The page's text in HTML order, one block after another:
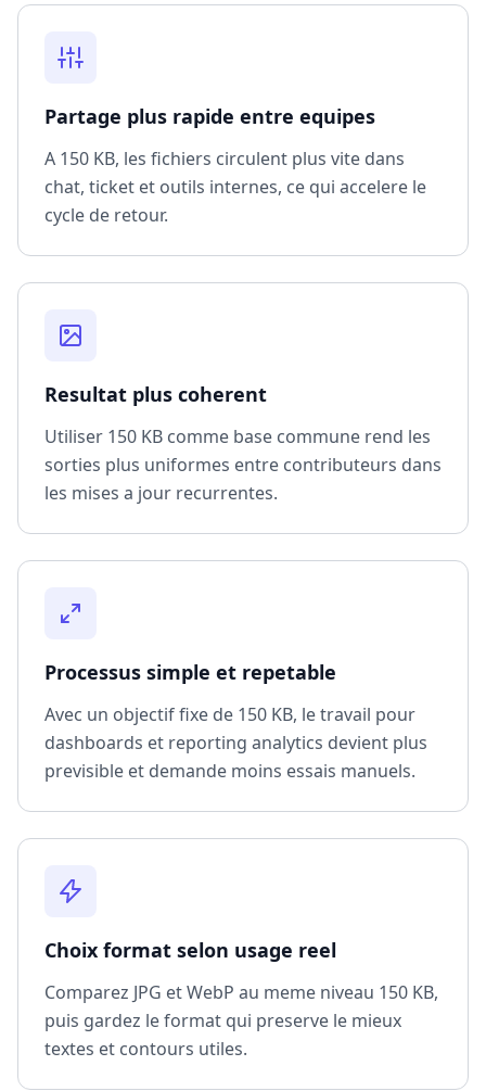
Partage plus rapide entre equipes
A 150 KB, les fichiers circulent plus vite dans
chat, ticket et outils internes, ce qui accelere le
cycle de retour.
Resultat plus coherent
Utiliser 150 KB comme base commune rend les
sorties plus uniformes entre contributeurs dans
les mises a jour recurrentes.
Processus simple et repetable
Avec un objectif fixe de 150 KB, le travail pour
dashboards et reporting analytics devient plus
previsible et demande moins essais manuels.
Choix format selon usage reel
Comparez JPG et WebP au meme niveau 150 KB,
puis gardez le format qui preserve le mieux
textes et contours utiles.